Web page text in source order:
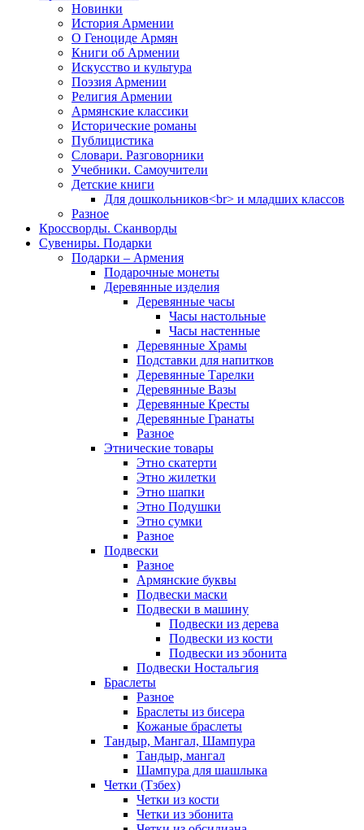
Новинки
История Армении
О Геноциде Армян
Книги об Армении
Иcкусство и культура
Поэзия Армении
Религия Армении
Армянские классики
Исторические романы
Публицистика
Словари. Разговорники
Учебники. Самоучители
Детские книги
Для дошкольников<br> и младших классов
Разное
Кроссворды. Сканворды
Сувениры. Подарки
Подарки – Армения
Подарочные монеты
Деревянные изделия
Деревянные часы
Часы настольные
Часы настенные
Деревянные Храмы
Подставки для напитков
Деревянные Тарелки
Деревянные Вазы
Деревянные Кресты
Деревянные Гранаты
Разное
Этнические товары
Этно скатерти
Этно жилетки
Этно шапки
Этно Подушки
Этно сумки
Разное
Подвески
Разное
Армянские буквы
Подвески маски
Подвески в машину
Подвески из дерева
Подвески из кости
Подвески из эбонита
Подвески Ностальгия
Браслеты
Разное
Браслеты из бисера
Кожаные браслеты
Тандыр, Мангал, Шампура
Тандыр, мангал
Шампура для шашлыка
Четки (Тзбех)
Четки из кости
Четки из эбонита